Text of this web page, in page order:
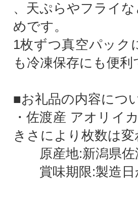
、天ぷらやフライ
めです。
1枚ずつ真空パック
も冷凍保存にも便
■お礼品の内容につ
・佐渡産 アオリイ
きさにより枚数は
原産地:新潟県佐
賞味期限:製造日